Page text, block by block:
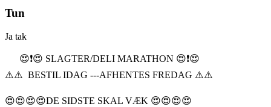
Tun
Ja tak
😍❗️😍 SLAGTER/DELI MARATHON 😍❗️😍
⚠️⚠️ BESTIL IDAG ---AFHENTES FREDAG ⚠️⚠️
😍😍😍😍DE SIDSTE SKAL VÆK 😍😍😍😍